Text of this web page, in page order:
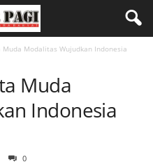
Muda Modalitas Wujudkan Indonesia
Muda
Indonesia
0